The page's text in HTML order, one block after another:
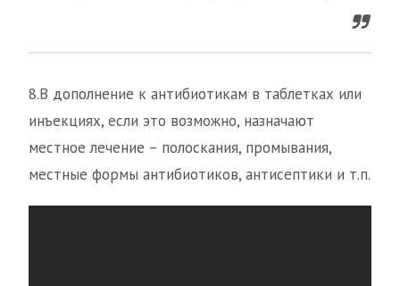
8.В дополнение к антибиотикам в таблетках или
инъекциях, если это возможно, назначают
местное лечение – полоскания, промывания,
местные формы антибиотиков, антисептики и т.п.